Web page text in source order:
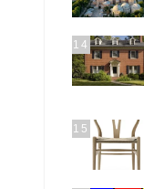
14
15